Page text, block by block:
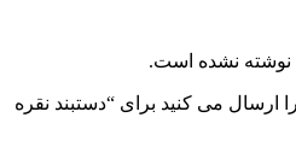
نوشته نشده است.
ارسال می کنید برای “دستبند نقره